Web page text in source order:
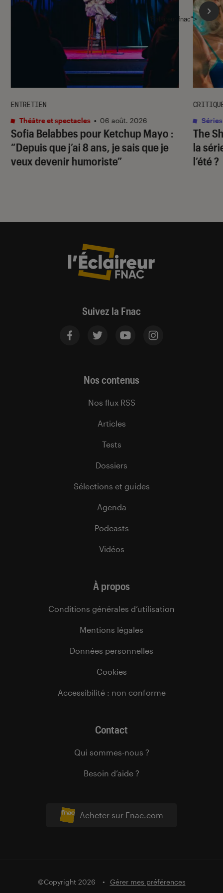
Sofia Belabbes pour Ketchup Mayo :
“Depuis que j’ai 8 ans, je sais que je
veux devenir humoriste”
ENTRETIEN
Théâtre et spectacles • 06 août. 2026
The
la
l’été ?
Séries
l'Éclaireur fnac">
Suivez la Fnac
Acheter sur Fnac.com
Nos contenus
Nos flux RSS
Articles
Tests
Dossiers
Sélections et guides
Agenda
Podcasts
Vidéos
À propos
Conditions générales d’utilisation
Mentions légales
Données personnelles
Cookies
Accessibilité : non conforme
Contact
Qui sommes-nous ?
Besoin d’aide ?
©Copyright 2026 Gérer mes préférences